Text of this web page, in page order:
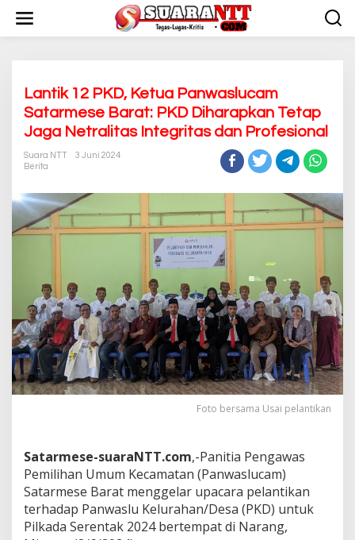
w
Lantik 12 PKD, Ketua Panwaslucam
Satarmese Barat: PKD Diharapkan Tetap
Jaga Netralitas Integritas dan Profesional
Suara NTT
3 Juni 2024
Berita
Foto bersama Usai pelantikan
Satarmese-suaraNTT.com,-Panitia Pengawas
Pemilihan Umum Kecamatan (Panwaslucam)
Satarmese Barat menggelar upacara pelantikan
terhadap Panwaslu Kelurahan/Desa (PKD) untuk
Pilkada Serentak 2024 bertempat di Narang,